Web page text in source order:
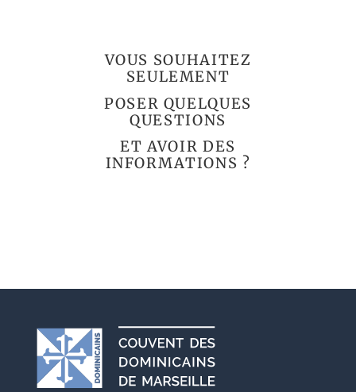
VOUS SOUHAITEZ
SEULEMENT
POSER QUELQUES
QUESTIONS
ET AVOIR DES
INFORMATIONS ?